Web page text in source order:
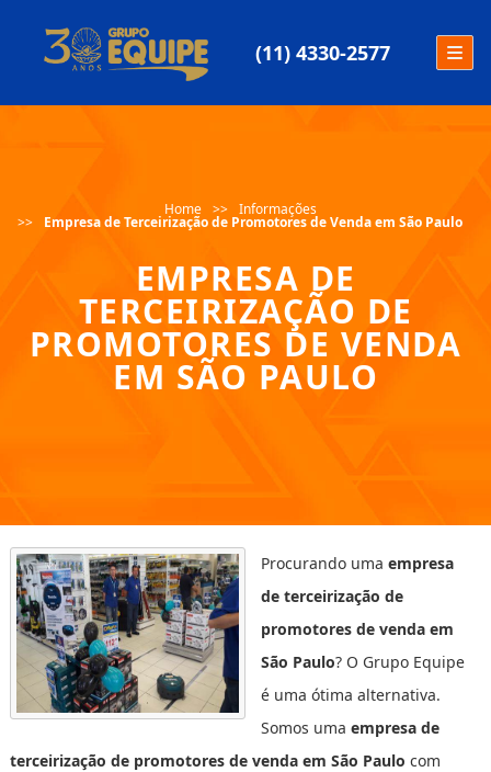
(11) 4330-2577
Home Informações
Empresa de Terceirização de Promotores de Venda em São Paulo
EMPRESA DE
TERCEIRIZAÇÃO DE
PROMOTORES DE VENDA
EM SÃO PAULO
Procurando uma empresa
de terceirização de
promotores de venda em
São Paulo? O Grupo Equipe
é uma ótima alternativa.
Somos uma empresa de
terceirização de promotores de venda em São Paulo com